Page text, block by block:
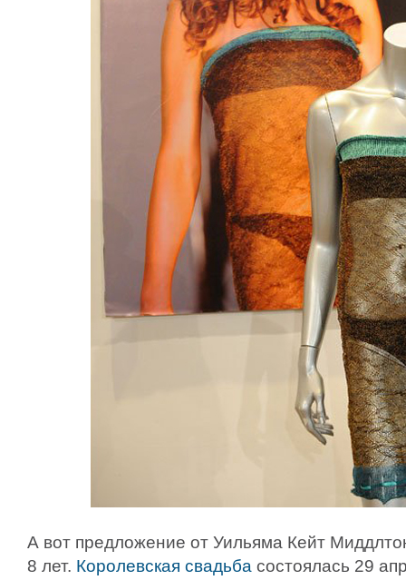
А вот предложение от Уильяма Кейт
8 лет. Королевская свадьба состоялась 29